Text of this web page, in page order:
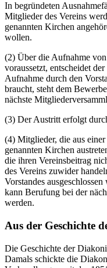
In begründeten
Mitglieder des Vereins
genannten Kirchen
wollen.
(2) Über die Aufnahme
voraussetzt, entscheidet
Aufnahme durch den
braucht, steht dem
nächste
(3) Der Austritt erfolgt
(4) Mitglieder, die aus
genannten Kirchen
die ihren Vereinsbeitrag
des Vereins zuwider
Vorstandes
kann Berufung bei der
werden.
Aus der Geschichte
Die Geschichte der
Damals schickte die